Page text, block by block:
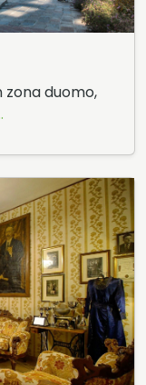
zona duomo,